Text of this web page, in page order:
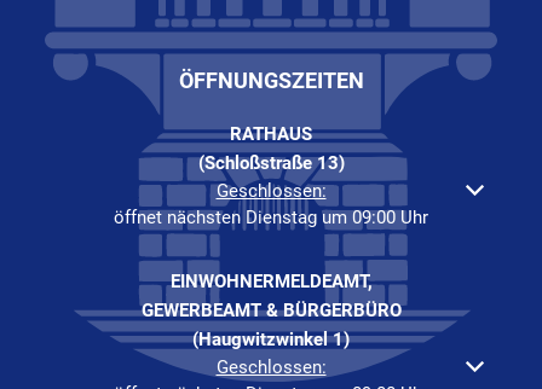
ÖFFNUNGSZEITEN
RATHAUS
(Schloßstraße 13)
Klicken, um weitere Öffnungs- oder Schließzeiten
Geschlossen:
öffnet nächsten Dienstag um 09:00 Uhr
EINWOHNERMELDEAMT,
GEWERBEAMT & BÜRGERBÜRO
(Haugwitzwinkel 1)
Klicken, um weitere Öffnungs- oder Schließzeiten
Geschlossen: